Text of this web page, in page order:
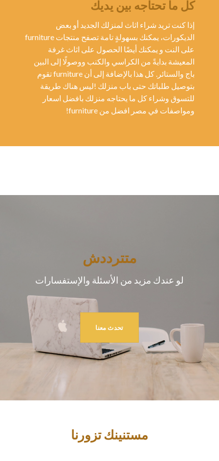
كل ما تحتاجه بين يديك
إذا كنت تريد شراء اثاث لمنزلك الجديد أو بعض
الديكورات، يمكنك بسهولةٍ تامة تصفح منتجات furniture
على النت و يمكنك أيضًا الحصول على اثاث غرفة
المعيشة بدايةً من الكراسي والكنب ووصولًا إلى البين
باج والستائر. كل هذا بالإضافة إلى أن furniture تقوم
بتوصيل طلباتك حتى باب منزلك !ليس هناك طريقة
للتسوق وشراء كل ما يحتاجه منزلك بافضل اسعار
ومواصفات في مصر افضل من furniture!
متترددش
لو عندك مزيد من الأسئلة والإستفسارات
تحدث معنا
مستنينك تزورنا